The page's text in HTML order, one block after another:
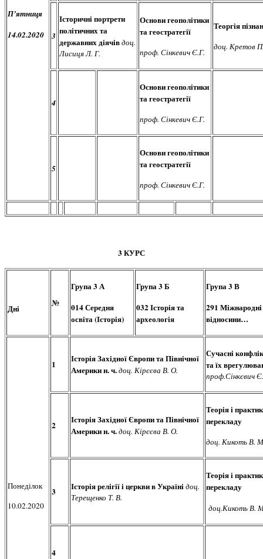
П’ятниця
14.02.2020
3
Історичні портрети
політичних та
державних діячівдоц.
Лисиця Л. Г.
Основи геополітики
та геостратегії
проф. Сінкевич Є.Г.
Теоргія
доц. Кретов
4
Основи геополітики
та геостратегії
проф. Сінкевич Є.Г.
5
Основи геополітики
та геостратегії
проф. Сінкевич Є.Г.
3 КУРС
Дні
№
Група 3 А
014 Середня
освіта (Історія)
Група 3 Б
032 Історія та
археологія
Група 3 В
291 Міжнародні
відносини…
Понеділок
10.02.2020
1
Історія Західної Європи та Північної
Америки н. ч.доц. Кірєєва В. О.
Сучасні
та їх
проф.Сінкєвич Є.
2
Історія Західної Європи та Північної
Америки н. ч.доц. Кірєєва В. О.
Теорія і
перекладу
доц. Кикоть В.
3 Історія релігії і церкви в Українідоц.
Терещенко Т. В.
Теорія і
перекладу
доц.Кикоть В.
4